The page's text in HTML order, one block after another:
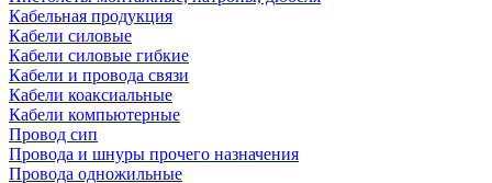
Кабельная продукция
Кабели силовые
Кабели силовые гибкие
Кабели и провода связи
Кабели коаксиальные
Кабели компьютерные
Провод сип
Провода и шнуры прочего назначения
Провода одножильные